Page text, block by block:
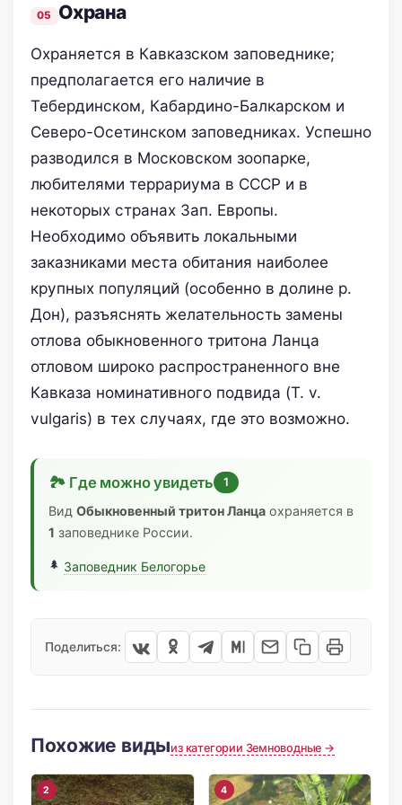
Охрана
Охраняется в Кавказском заповеднике;
предполагается его наличие в
Тебердинском, Кабардино-Балкарском и
Северо-Осетинском заповедниках. Успешно
разводился в Московском зоопарке,
любителями террариума в СССР и в
некоторых странах Зап. Европы.
Необходимо объявить локальными
заказниками места обитания наиболее
крупных популяций (особенно в долине р.
Дон), разъяснять желательность замены
отлова обыкновенного тритона Ланца
отловом широко распространенного вне
Кавказа номинативного подвида (T. v.
vulgaris) в тех случаях, где это возможно.
🏞 Где можно увидеть 1
ВидОбыкновенный тритон Ланца охраняется в
1 заповеднике России.
Заповедник Белогорье
Поделиться:
Похожие видыиз категории Земноводные →
2 4